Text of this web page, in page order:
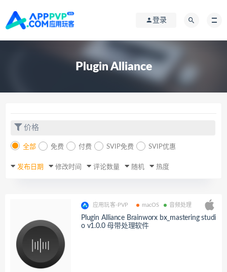
登录
Plugin Alliance
价格
全部 免费 付费 SVIP免费 SVIP优惠
发布日期 修改时间 评论数量 随机 热度
应用玩客-PVP macOS 音频处理
Plugin Alliance Brainworx bx_mastering studi
o v1.0.0 母带处理软件